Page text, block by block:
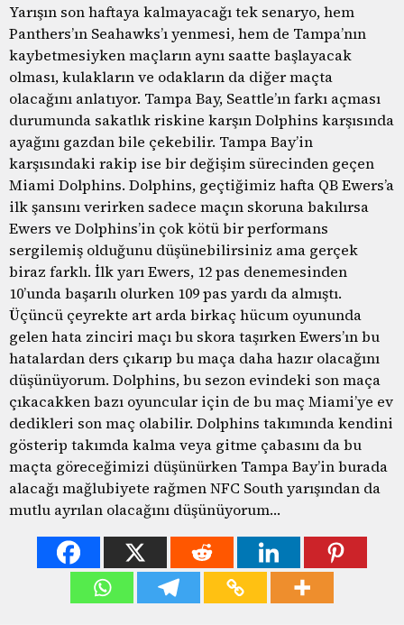
Yarışın son haftaya kalmayacağı tek senaryo, hem
Panthers’ın Seahawks’ı yenmesi, hem de Tampa’nın
kaybetmesiyken maçların aynı saatte başlayacak
olması, kulakların ve odakların da diğer maçta
olacağını anlatıyor. Tampa Bay, Seattle’ın farkı açması
durumunda sakatlık riskine karşın Dolphins karşısında
ayağını gazdan bile çekebilir. Tampa Bay’in
karşısındaki rakip ise bir değişim sürecinden geçen
Miami Dolphins. Dolphins, geçtiğimiz hafta QB Ewers’a
ilk şansını verirken sadece maçın skoruna bakılırsa
Ewers ve Dolphins’in çok kötü bir performans
sergilemiş olduğunu düşünebilirsiniz ama gerçek
biraz farklı. İlk yarı Ewers, 12 pas denemesinden
10’unda başarılı olurken 109 pas yardı da almıştı.
Üçüncü çeyrekte art arda birkaç hücum oyununda
gelen hata zinciri maçı bu skora taşırken Ewers’ın bu
hatalardan ders çıkarıp bu maça daha hazır olacağını
düşünüyorum. Dolphins, bu sezon evindeki son maça
çıkacakken bazı oyuncular için de bu maç Miami’ye ev
dedikleri son maç olabilir. Dolphins takımında kendini
gösterip takımda kalma veya gitme çabasını da bu
maçta göreceğimizi düşünürken Tampa Bay’in burada
alacağı mağlubiyete rağmen NFC South yarışından da
mutlu ayrılan olacağını düşünüyorum…